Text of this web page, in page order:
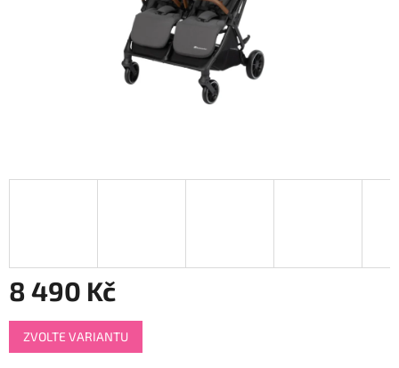
8 490 Kč
Měrná
cena:
ZVOLTE VARIANTU